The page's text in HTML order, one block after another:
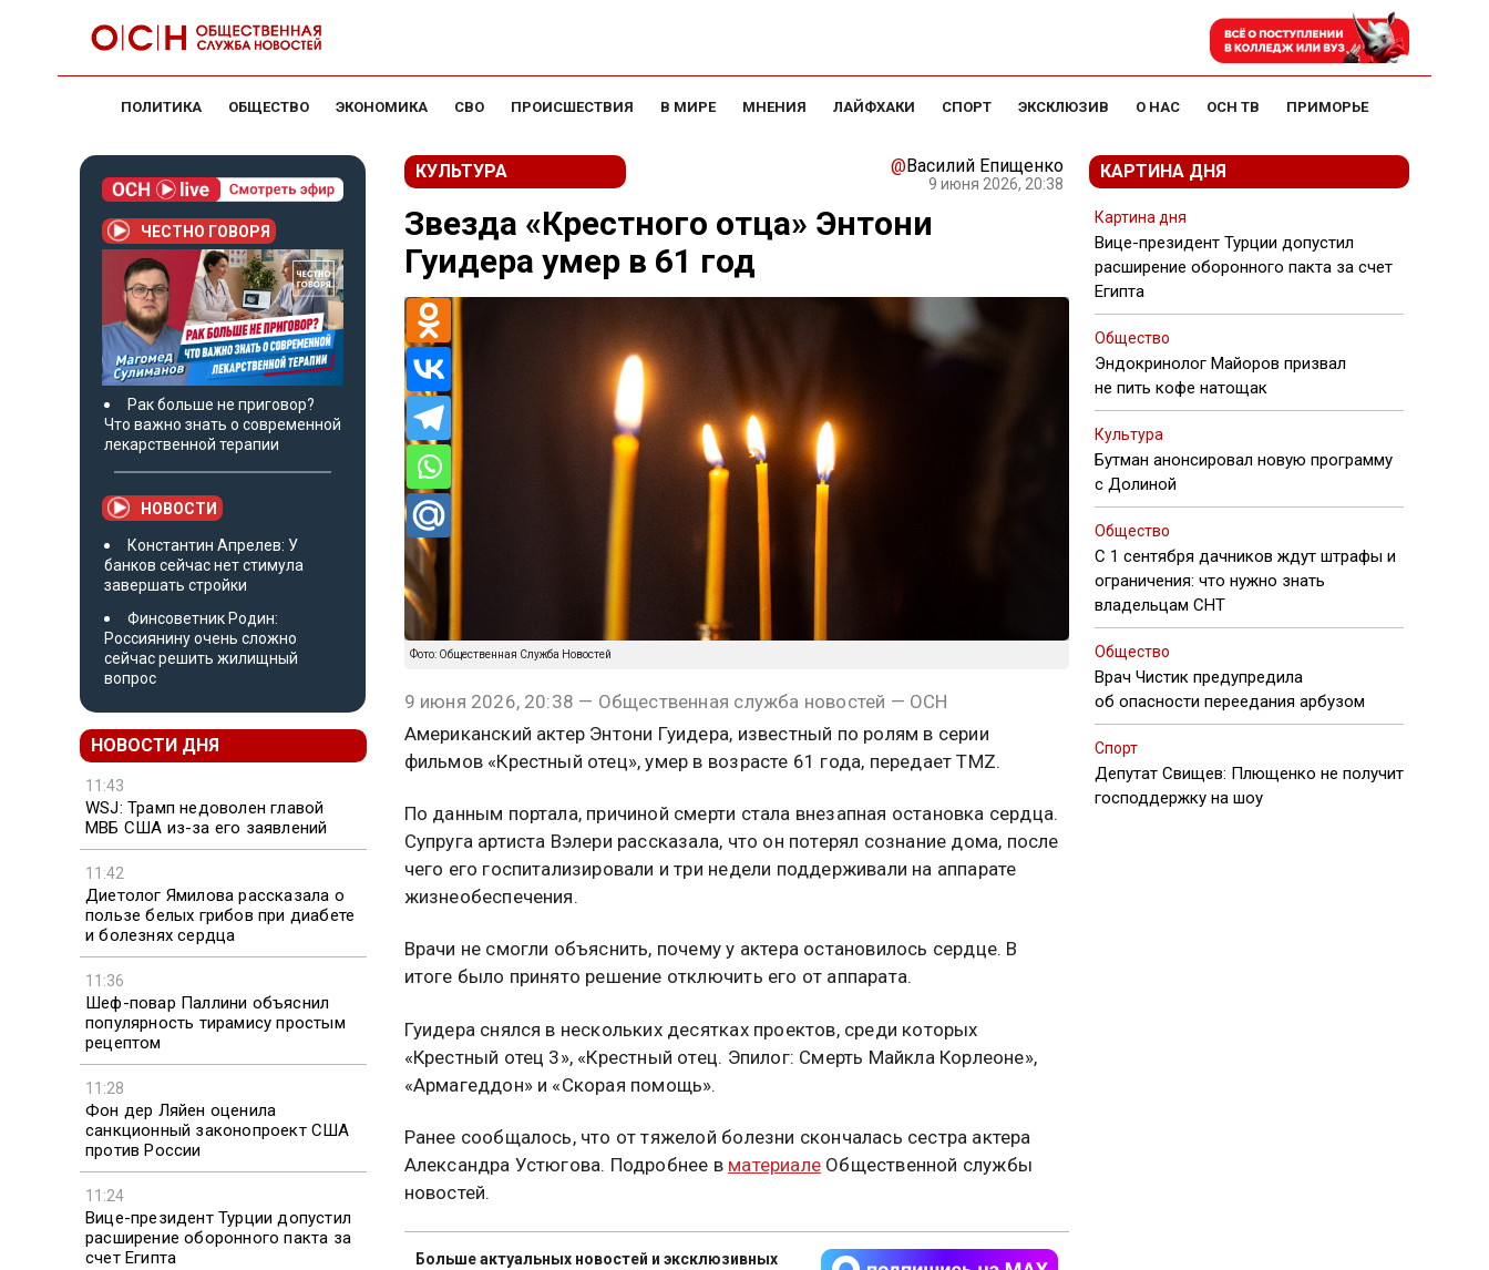
ПОЛИТИКА ОБЩЕСТВО ЭКОНОМИКА СВО ПРОИСШЕСТВИЯ В МИРЕ МНЕНИЯ ЛАЙФХАКИ СПОРТ ЭКСКЛЮЗИВ О НАС ОСН ТВ ПРИМОРЬЕ
ЧЕСТНО ГОВОРЯ
Рак больше не приговор?
Что важно знать о современной
лекарственной терапии
НОВОСТИ
Константин Апрелев: У
банков сейчас нет стимула
завершать стройки
Финсоветник Родин:
Россиянину очень сложно
сейчас решить жилищный
вопрос
НОВОСТИ ДНЯ
11:43
WSJ: Трамп недоволен главой
МВБ США из-за его заявлений
11:42
Диетолог Ямилова рассказала о
пользе белых грибов при диабете
и болезнях сердца
11:36
Шеф-повар Паллини объяснил
популярность тирамису простым
рецептом
11:28
Фон дер Ляйен оценила
санкционный законопроект США
против России
11:24
Вице-президент Турции допустил
расширение оборонного пакта за
счет Египта
КУЛЬТУРА @Василий Епищенко
9 июня 2026, 20:38
Звезда «Крестного отца» Энтони
Гуидера умер в 61 год
Фото: Общественная Служба Новостей
9 июня 2026, 20:38 — Общественная служба новостей — ОСН
Американский актер Энтони Гуидера, известный по ролям в серии
фильмов «Крестный отец», умер в возрасте 61 года, передает TMZ.
По данным портала, причиной смерти стала внезапная остановка сердца.
Супруга артиста Вэлери рассказала, что он потерял сознание дома, после
чего его госпитализировали и три недели поддерживали на аппарате
жизнеобеспечения.
Врачи не смогли объяснить, почему у актера остановилось сердце. В
итоге было принято решение отключить его от аппарата.
Гуидера снялся в нескольких десятках проектов, среди которых
«Крестный отец 3», «Крестный отец. Эпилог: Смерть Майкла Корлеоне»,
«Армагеддон» и «Скорая помощь».
Ранее сообщалось, что от тяжелой болезни скончалась сестра актера
Александра Устюгова. Подробнее в материалеОбщественной службы
новостей.
Больше актуальных новостей и эксклюзивных
КАРТИНА ДНЯ
Картина дня
Вице-президент Турции допустил
расширение оборонного пакта за счет
Египта
Общество
Эндокринолог Майоров призвал
не пить кофе натощак
Культура
Бутман анонсировал новую программу
с Долиной
Общество
С 1 сентября дачников ждут штрафы и
ограничения: что нужно знать
владельцам СНТ
Общество
Врач Чистик предупредила
об опасности переедания арбузом
Спорт
Депутат Свищев: Плющенко не получит
господдержку на шоу